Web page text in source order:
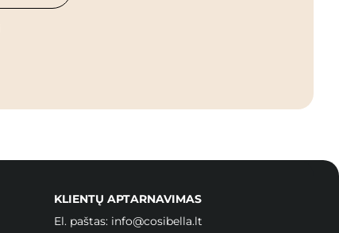
KLIENTŲ APTARNAVIMAS
El. paštas: info@cosibella.lt